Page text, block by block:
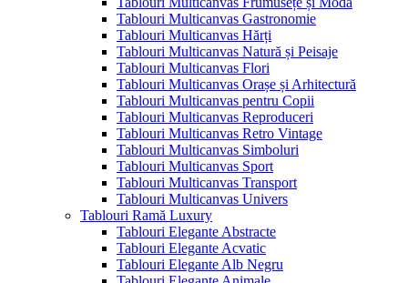
Tablouri Multicanvas Gastronomie
Tablouri Multicanvas Hărți
Tablouri Multicanvas Natură și Peisaje
Tablouri Multicanvas Flori
Tablouri Multicanvas Orașe și Arhitectură
Tablouri Multicanvas pentru Copii
Tablouri Multicanvas Reproduceri
Tablouri Multicanvas Retro Vintage
Tablouri Multicanvas Simboluri
Tablouri Multicanvas Sport
Tablouri Multicanvas Transport
Tablouri Multicanvas Univers
Tablouri Ramă Luxury
Tablouri Elegante Abstracte
Tablouri Elegante Acvatic
Tablouri Elegante Alb Negru